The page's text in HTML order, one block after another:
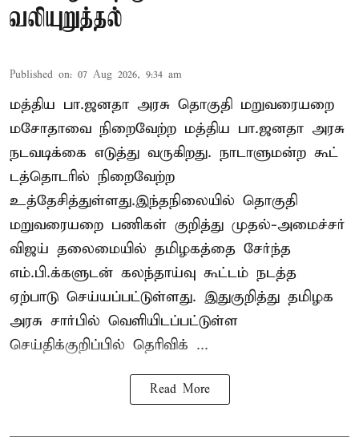
வலியுறுத்தல்
Published on: 07 Aug 2026, 9:34 am
மத்திய பா.ஜனதா அரசு தொகுதி மறுவரையறை
மசோதாவை நிறைவேற்ற மத்திய பா.ஜனதா அரசு
நடவடிக்கை எடுத்து வருகிறது. நாடாளுமன்ற கூட்
டத்தொடரில் நிறைவேற்ற
உத்தேசித்துள்ளது.இந்தநிலையில் தொகுதி
மறுவரையறை பணிகள் குறித்து முதல்-அமைச்சர்
விஜய் தலைமையில் தமிழகத்தை சேர்ந்த
எம்.பி.க்களுடன் கலந்தாய்வு கூட்டம் நடத்த
ஏற்பாடு செய்யப்பட்டுள்ளது. இதுகுறித்து தமிழக
அரசு சார்பில் வெளியிடப்பட்டுள்ள
செய்திக்குறிப்பில் தெரிவிக் ...
Read More